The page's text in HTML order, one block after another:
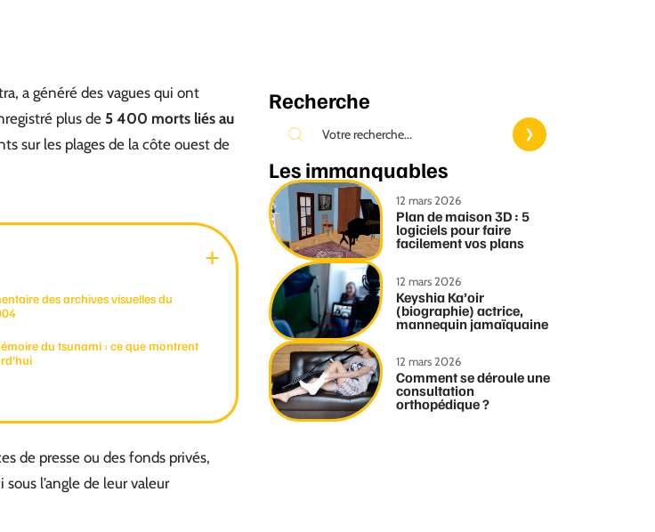
a généré des vagues qui ont
plus de 5 400 morts liés au
sur les plages de la côte ouest de
des archives visuelles du
du tsunami : ce que montrent
de presse ou des fonds privés,
l’angle de leur valeur
Recherche
Les immanquables
12 mars 2026
Plan de maison 3D : 5
logiciels pour faire
facilement vos plans
12 mars 2026
Keyshia Ka’oir
(biographie) actrice,
mannequin jamaïquaine
12 mars 2026
Comment se déroule une
consultation
orthopédique ?